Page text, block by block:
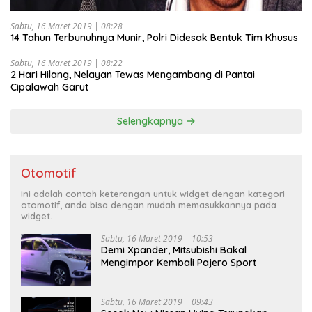
Sabtu, 16 Maret 2019 | 08:28
14 Tahun Terbunuhnya Munir, Polri Didesak Bentuk Tim Khusus
Sabtu, 16 Maret 2019 | 08:22
2 Hari Hilang, Nelayan Tewas Mengambang di Pantai
Cipalawah Garut
Selengkapnya
Otomotif
Ini adalah contoh keterangan untuk widget dengan kategori
otomotif, anda bisa dengan mudah memasukkannya pada
widget.
Sabtu, 16 Maret 2019 | 10:53
Demi Xpander, Mitsubishi Bakal
Mengimpor Kembali Pajero Sport
Sabtu, 16 Maret 2019 | 09:43